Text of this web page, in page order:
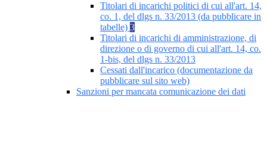
Titolari di incarichi politici di cui all'art. 14,
co. 1, del dlgs n. 33/2013 (da pubblicare in
tabelle) 3
Titolari di incarichi di amministrazione, di
direzione o di governo di cui all'art. 14, co.
1-bis, del dlgs n. 33/2013
Cessati dall'incarico (documentazione da
pubblicare sul sito web)
Sanzioni per mancata comunicazione dei dati